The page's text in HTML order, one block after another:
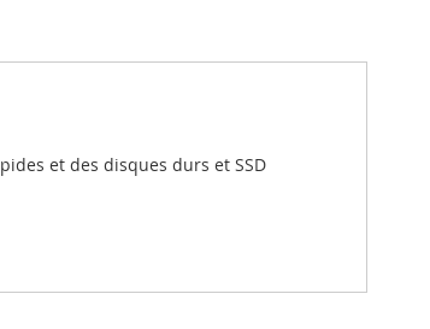
et des disques durs et SSD